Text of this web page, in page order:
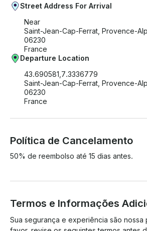
Street Address For Arrival
Near
Saint-Jean-Cap-Ferrat, Provence-
06230
France
Departure Location
43.690581,7.3336779
Saint-Jean-Cap-Ferrat, Provence-
06230
France
Política de Cancelamento
50% de reembolso até 15 dias antes.
Termos e Informações
Sua segurança e experiência são nossa